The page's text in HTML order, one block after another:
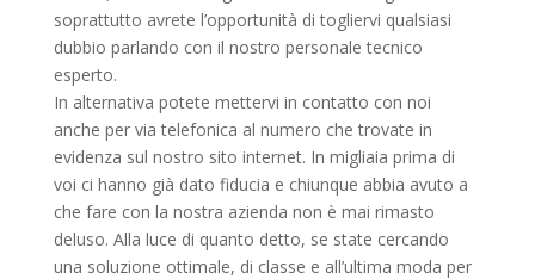
soprattutto avrete l’opportunità di togliervi qualsiasi
dubbio parlando con il nostro personale tecnico
esperto.
In alternativa potete mettervi in contatto con noi
anche per via telefonica al numero che trovate in
evidenza sul nostro sito internet. In migliaia prima di
voi ci hanno già dato fiducia e chiunque abbia avuto a
che fare con la nostra azienda non è mai rimasto
deluso. Alla luce di quanto detto, se state cercando
una soluzione ottimale, di classe e all’ultima moda per